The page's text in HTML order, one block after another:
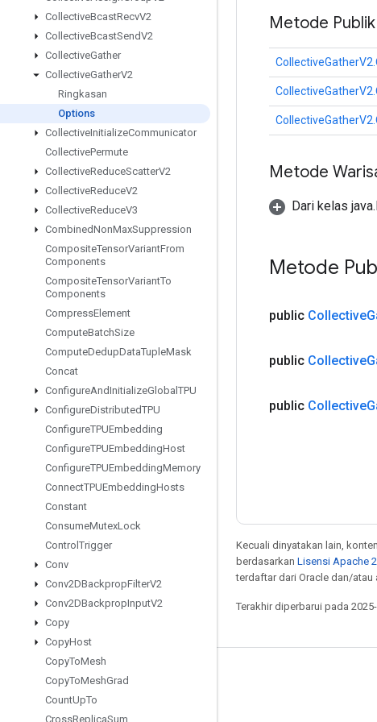
CollectiveBcastRecvV2
CollectiveBcastSendV2
CollectiveGather
CollectiveGatherV2
Ringkasan
Options
CollectiveInitializeCommunicator
CollectivePermute
CollectiveReduceScatterV2
CollectiveReduceV2
CollectiveReduceV3
CombinedNonMaxSuppression
CompositeTensorVariantFrom
Components
CompositeTensorVariantTo
Components
CompressElement
ComputeBatchSize
ComputeDedupDataTupleMask
Concat
ConfigureAndInitializeGlobal TPU
ConfigureDistributedTPU
ConfigureTPUEmbedding
ConfigureTPUEmbeddingHost
ConfigureTPUEmbeddingMemory
ConnectTPUEmbeddingHosts
Constant
ConsumeMutexLock
Control Trigger
Conv
Conv2DBackpropFilterV2
Conv2DBackpropInputV2
Copy
CopyHost
CopyToMesh
CopyToMeshGrad
CountUpTo
CrossReplicaSum
Metode Publik
Metode
Dari kelas
Metode
public Collective
public Collective
public Collective
Kecuali dinyatakan lain,
berdasarkan Lisensi Apache
terdaftar dari Oracle dan/
Terakhir diperbarui pada 2025-
Tetap terhubung